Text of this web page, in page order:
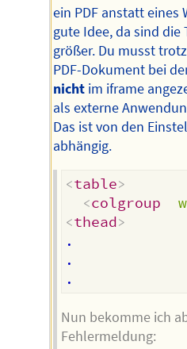
ein PDF anstatt eines
gute Idee, da sind
größer. Du musst
PDF-Dokument bei
nicht im iframe
als externe
Das ist von den
abhängig.
<table>
<colgroup
<thead>
.
.
Nun bekomme ich
Fehlermeldung: